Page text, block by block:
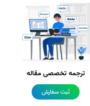
ترجمه تخصصی مقاله
ثبت سفارش